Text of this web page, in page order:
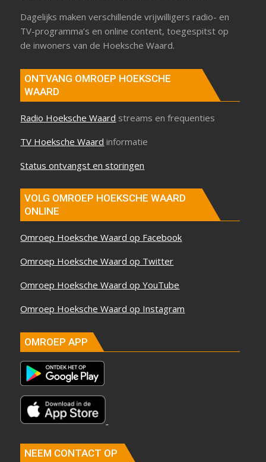
Dagelijks maken verschillende vrijwilligers radio- en
TV-programma’s en online content, toegespitst op
de inwoners van de Hoeksche Waard.
ONTVANG OMROEP HOEKSCHE
WAARD
Radio Hoeksche Waard streams en frequenties
TV Hoeksche Waard informatie
Status ontvangst en storingen
VOLG OMROEP HOEKSCHE WAARD
ONLINE
Omroep Hoeksche Waard op Facebook
Omroep Hoeksche Waard op Twitter
Omroep Hoeksche Waard op YouTube
Omroep Hoeksche Waard op Instagram
OMROEP APP
NEEM CONTACT OP